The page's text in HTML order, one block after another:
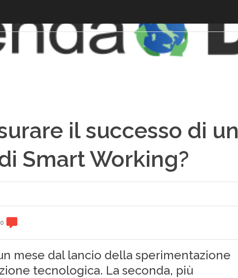
il successo di un
Smart Working?
mese dal lancio della sperimentazione
tecnologica. La seconda, più